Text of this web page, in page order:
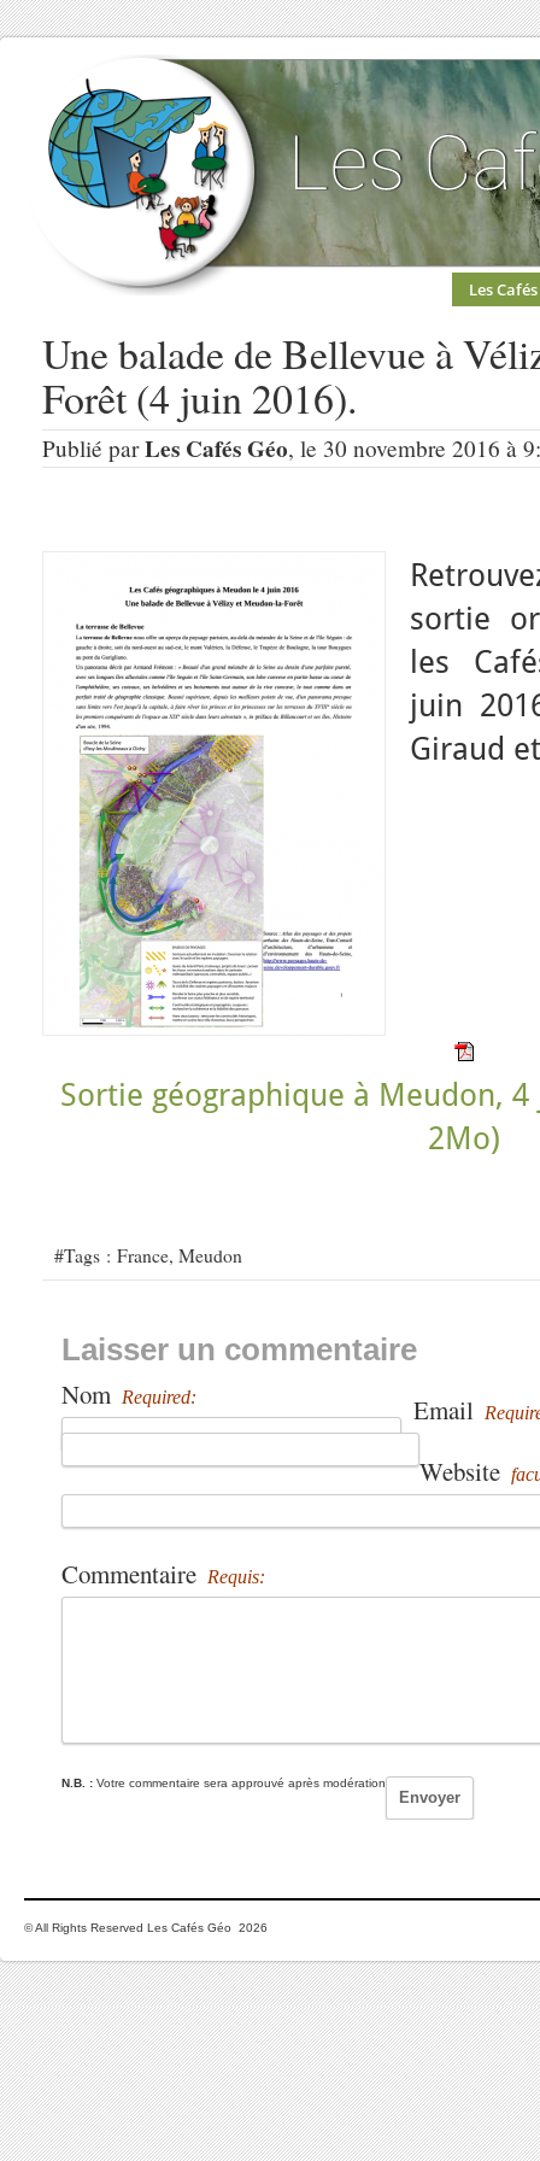
Les Cafés
Une balade de Bellevue à
Forêt (4 juin 2016).
Publié parLes Cafés Géo, le 30 novembre 2016 à
sortie
les
juin
Giraud
Sortie géographique à Meudon,
2Mo)
#Tags : France, Meudon
Laisser un commentaire
Nom Required: Email
Website
Commentaire Requis:
N.B. : Votre commentaire sera approuvé après modération
© All Rights Reserved Les Cafés Géo 2026